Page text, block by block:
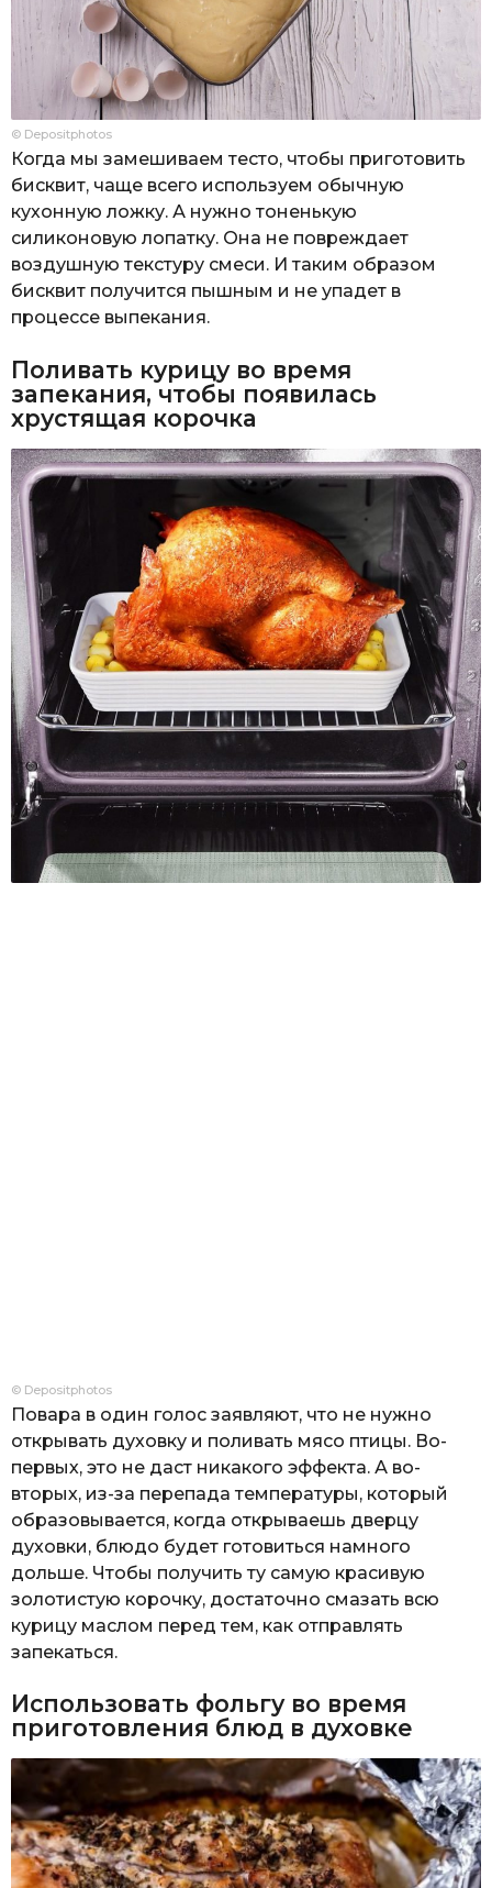
© Depositphotos
Когда мы замешиваем тесто, чтобы приготовить
бисквит, чаще всего используем обычную
кухонную ложку. А нужно тоненькую
силиконовую лопатку. Она не повреждает
воздушную текстуру смеси. И таким образом
бисквит получится пышным и не упадет в
процессе выпекания.
Поливать курицу во время
запекания, чтобы появилась
хрустящая корочка
© Depositphotos
Повара в один голос заявляют, что не нужно
открывать духовку и поливать мясо птицы. Во-
первых, это не даст никакого эффекта. А во-
вторых, из-за перепада температуры, который
образовывается, когда открываешь дверцу
духовки, блюдо будет готовиться намного
дольше. Чтобы получить ту самую красивую
золотистую корочку, достаточно смазать всю
курицу маслом перед тем, как отправлять
запекаться.
Использовать фольгу во время
приготовления блюд в духовке